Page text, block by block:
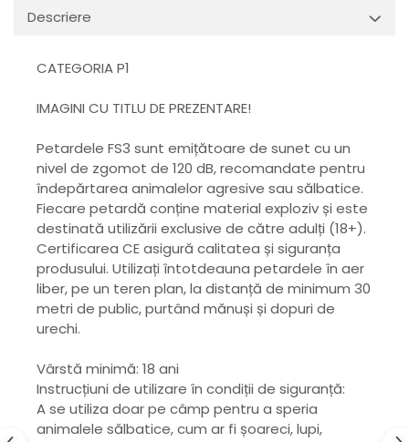
Descriere
CATEGORIA P1
IMAGINI CU TITLU DE PREZENTARE!
Petardele FS3 sunt emițătoare de sunet cu un
nivel de zgomot de 120 dB, recomandate pentru
îndepărtarea animalelor agresive sau sălbatice.
Fiecare petardă conține material exploziv și este
destinată utilizării exclusive de către adulți (18+).
Certificarea CE asigură calitatea și siguranța
produsului. Utilizați întotdeauna petardele în aer
liber, pe un teren plan, la distanță de minimum 30
metri de public, purtând mănuși și dopuri de
urechi.
Vârstă minimă: 18 ani
Instrucțiuni de utilizare în condiții de siguranță:
A se utiliza doar pe câmp pentru a speria
animalele sălbatice, cum ar fi șoareci, lupi,